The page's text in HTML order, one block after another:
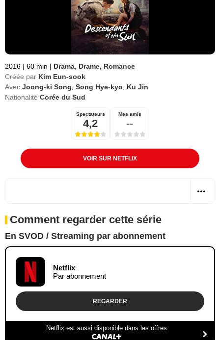
2016 | 60 min | Drama Drame Romance
Créée par Kim Eun-sook
Avec Joong-ki Song Song Hye-kyo
Ku Jin
Nationalité Corée du Sud
Spectateurs
4,2
Mes amis
--
VOIR SUR NETFLIX
Comment regarder cette série
En SVOD / Streaming par abonnement
Netflix
Par abonnement
REGARDER
Netflix est aussi disponible dans les offres